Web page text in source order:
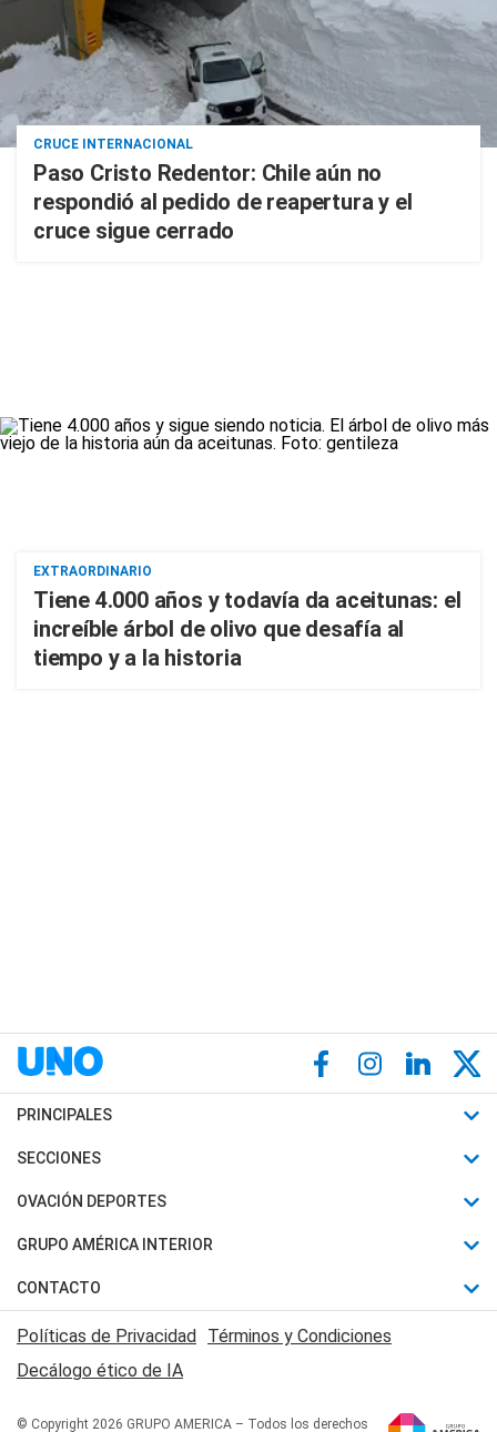
CRUCE INTERNACIONAL
Paso Cristo Redentor: Chile aún no
respondió al pedido de reapertura y el
cruce sigue cerrado
EXTRAORDINARIO
Tiene 4.000 años y todavía da aceitunas: el
increíble árbol de olivo que desafía al
tiempo y a la historia
PRINCIPALES
Últimas Noticias
Política
Judiciales
Economia
SECCIONES
Horóscopo
Motores
Trucos caseros
Series y Películas
Edictos y Solicitadas
OVACIÓN DEPORTES
Fútbol
Mundial
Automovilismo
Rugby
Básquet
GRUPO AMÉRICA INTERIOR
Canal 7 en Vivo
CONTACTO
Acerca de Nosotros
Contactanos
Políticas de Privacidad Términos y Condiciones
Decálogo ético de IA
© Copyright 2026 GRUPO AMERICA – Todos los derechos